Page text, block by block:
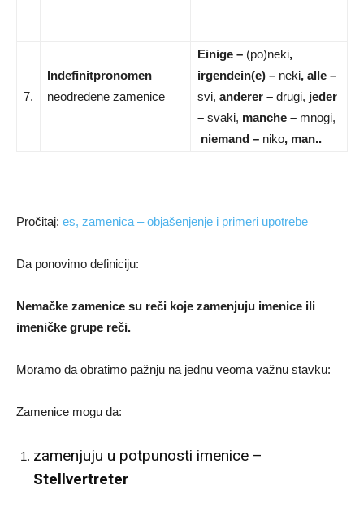
7.
Indefinitpronomen
neodređene zamenice
Einige – (po)neki,
irgendein(e) – neki, alle –
svi, anderer – drugi, jeder
– svaki, manche – mnogi,
niemand – niko, man..
Pročitaj: es, zamenica – objašenjenje i primeri upotrebe
Da ponovimo definiciju:
Nemačke zamenice su reči koje zamenjuju imenice ili
imeničke grupe reči.
Moramo da obratimo pažnju na jednu veoma važnu stavku:
Zamenice mogu da:
zamenjuju u potpunosti imenice –
Stellvertreter